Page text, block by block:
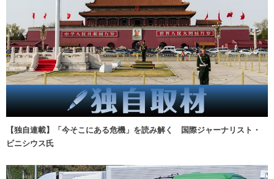
【独自連載】「今そこにある危機」を読み解く 国際ジャーナリスト・
ビニシウス氏